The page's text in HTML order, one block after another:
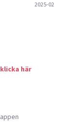
2025-02
här